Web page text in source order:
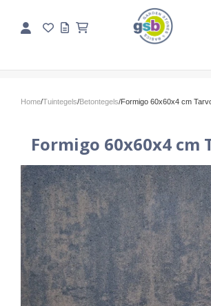
Home/Tuintegels/Betontegels/Formigo 60x60x4 cm
Formigo 60x60x4 cm